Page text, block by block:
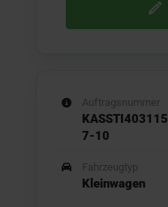
Auftragsnummer
KASSTI403115
7-10
Fahrzeugtyp
Kleinwagen